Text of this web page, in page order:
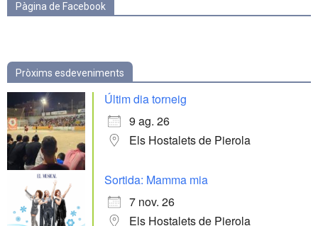
Pàgina de Facebook
Pròxims esdeveniments
Últim dia torneig
9 ag. 26
Els Hostalets de Pierola
Sortida: Mamma mia
7 nov. 26
Els Hostalets de Pierola